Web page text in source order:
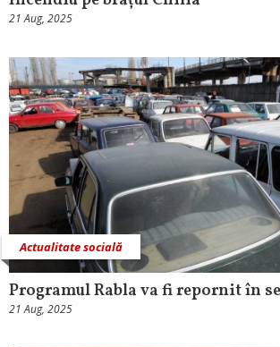
21 Aug, 2025
Actualitate socială
Programul Rabla va fi repornit în
21 Aug, 2025